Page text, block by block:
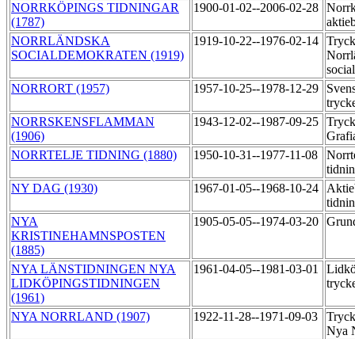
NORRKÖPINGS TIDNINGAR
(1787)
1900-01-02--2006-02-28
NORRLÄNDSKA
SOCIALDEMOKRATEN (1919)
1919-10-22--1976-02-14
NORRORT (1957)
1957-10-25--1978-12-29
NORRSKENSFLAMMAN
(1906)
1943-12-02--1987-09-25
NORRTELJE TIDNING (1880)
1950-10-31--1977-11-08
NY DAG (1930)
1967-01-05--1968-10-24
NYA
KRISTINEHAMNSPOSTEN
(1885)
1905-05-05--1974-03-20
NYA LÄNSTIDNINGEN NYA
LIDKÖPINGSTIDNINGEN
(1961)
1961-04-05--1981-03-01
NYA NORRLAND (1907) 1922-11-28--1971-09-03
Nya